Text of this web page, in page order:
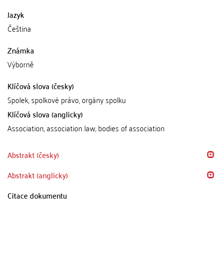
Jazyk
Čeština
Známka
Výborně
Klíčová slova (česky)
Spolek, spolkové právo, orgány spolku
Klíčová slova (anglicky)
Association, association law, bodies of association
Abstrakt (česky)
Abstrakt (anglicky)
Citace dokumentu